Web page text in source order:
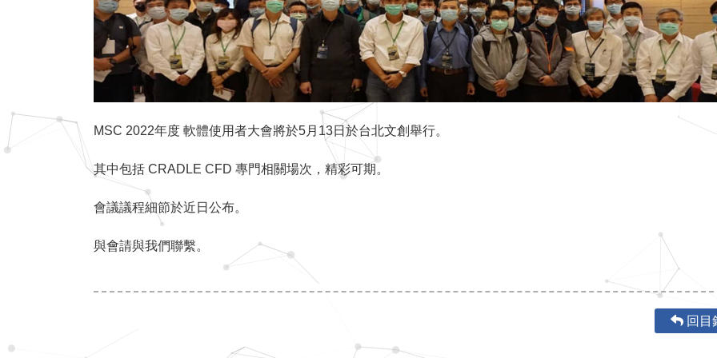
MSC 2022年度 軟體使用者大會將於5月13日於台北文創舉行。
其中包括 CRADLE CFD 專門相關場次，精彩可期。
會議議程細節於近日公布。
與會請與我們聯繫。
回目